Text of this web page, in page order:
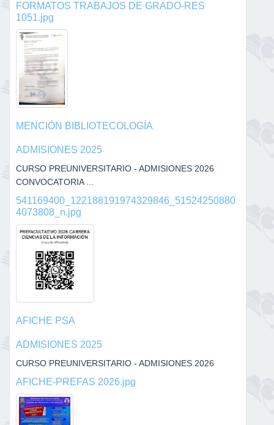
FORMATOS TRABAJOS DE GRADO-RES
1051.jpg
MENCIÓN BIBLIOTECOLOGÍA
ADMISIONES 2025
CURSO PREUNIVERSITARIO - ADMISIONES 2026
CONVOCATORIA ...
541169400_122188191974329846_51524250880
4073808_n.jpg
AFICHE PSA
ADMISIONES 2025
CURSO PREUNIVERSITARIO - ADMISIONES 2026
AFICHE-PREFAS 2026.jpg